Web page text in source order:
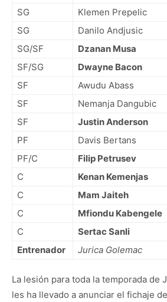
SG
Klemen Prepelic
SG
Danilo Andjusic
SG/SF
Dzanan Musa
SF/SG
Dwayne Bacon
SF
Awudu Abass
SF
Nemanja Dangubic
SF
Justin Anderson
PF
Davis Bertans
PF/C
Filip Petrusev
C
Kenan Kemenjas
C
Mam Jaiteh
C
Mfiondu Kabengele
C
Sertac Sanli
Entrenador
Jurica Golemac
La lesión para toda la temporada de
les ha llevado a anunciar el fichaje